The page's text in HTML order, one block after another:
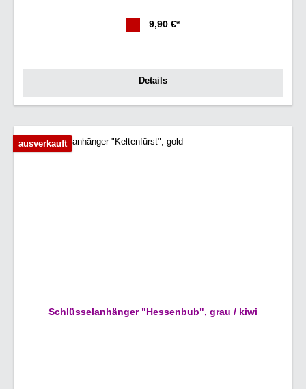
9,90 €*
Details
ausverkauft
Schlüsselanhänger "Hessenbub", grau / kiwi